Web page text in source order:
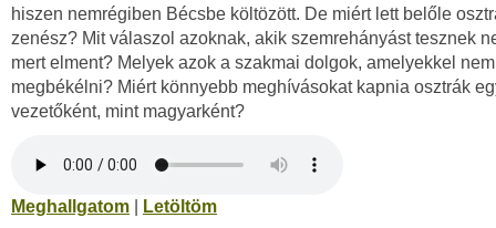
hiszen nemrégiben Bécsbe költözött. De miért lett belőle
zenész? Mit válaszol azoknak, akik szemrehányást tesznek
mert elment? Melyek azok a szakmai dolgok, amelyekkel
megbékélni? Miért könnyebb meghívásokat kapnia osztrák
vezetőként, mint magyarként?
Meghallgatom
Letöltöm